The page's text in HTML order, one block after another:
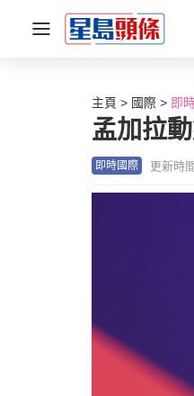
主頁 國際 即
孟加拉
即時國際 更新時